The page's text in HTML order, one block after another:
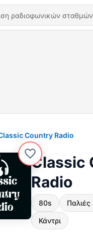
Country Radio
Classic
Radio
80s Παλιές
Κάντρι